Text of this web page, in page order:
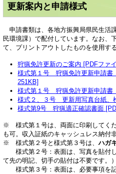
更新案内と申請様式
申請書類は、各地方振興局県民生活
民環境課）で配付しています。なお、
て、プリントアウトしたものを使用す
狩猟免許更新のご案内 [PDFファ
様式第１号 狩猟免許更新申請書
251KB]
様式第１号 狩猟免許更新申請書
様式２、３号 更新用写真台紙、
様式第9号 狩猟適正確認書面
※ 様式第１号は、両面に印刷してく
も可。収入証紙のキャッシュレス納付
※ 様式第２号と様式第３号は、 ハガ
様式第２号：表面は、写真を貼付
て先の明記、切手の貼付は不要です。）
様式第３号：表面は、必要事項を記